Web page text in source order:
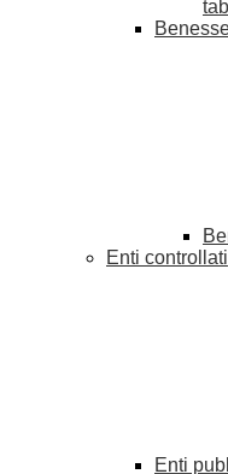
Enti controllati
Enti